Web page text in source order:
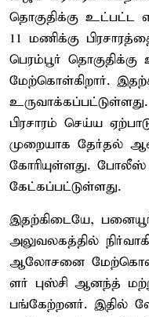
தொகுதிக்கு உட்பட்ட
11 மணிக்கு
பெரம்பூர்
மேற்கொள்கிறார்.
பிரசாரம் செய்ய
முறையாக தேர்தல்
கோரியுள்ளது. போலீஸ்
கேட்கப்பட்டுள்ளது.
இதற்கிடையே,
அலுவலகத்தில்
ஆலோசனை
ளர் புஸ்சி ஆனந்த்
பங்கேற்றனர். இதில்